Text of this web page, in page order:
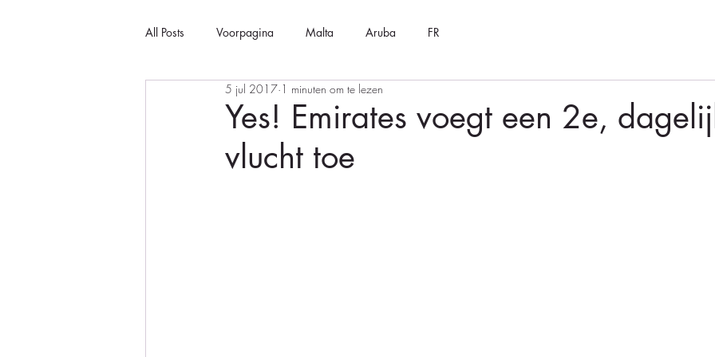
All Posts Voorpagina Malta Aruba FR
Yes! Emirates voegt een 2e,
vlucht toe
5 jul 2017 1 minuten om te lezen